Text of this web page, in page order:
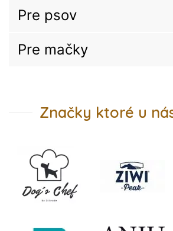
Pre psov
Pre mačky
Značky ktoré u